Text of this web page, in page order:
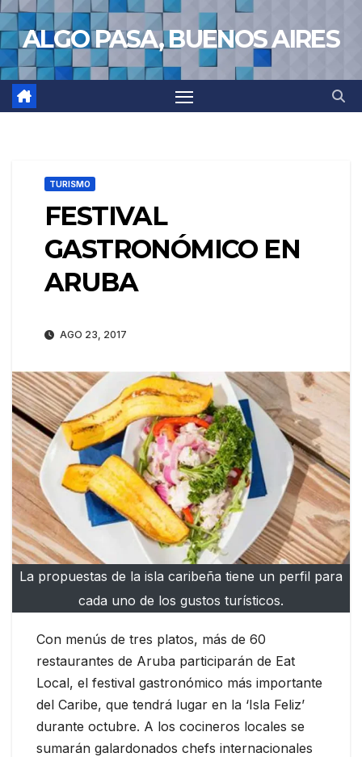
Saltar
al
contenido
ALGO PASA, BUENOS AIRES
TURISMO
FESTIVAL
GASTRONÓMICO EN
ARUBA
AGO 23, 2017
La propuestas de la isla caribeña tiene un perfil para
cada uno de los gustos turísticos.
Con menús de tres platos, más de 60
restaurantes de Aruba participarán de Eat
Local, el festival gastronómico más importante
del Caribe, que tendrá lugar en la ‘Isla Feliz’
durante octubre. A los cocineros locales se
sumarán galardonados chefs internacionales